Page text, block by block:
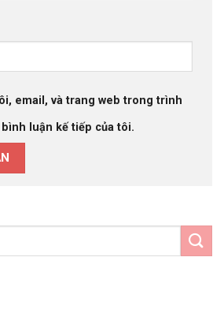
email, và trang web trong trình
luận kế tiếp của tôi.